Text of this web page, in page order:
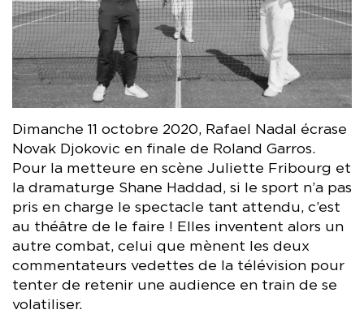
Dimanche 11 octobre 2020, Rafael Nadal écrase
Novak Djokovic en finale de Roland Garros.
Pour la metteure en scène Juliette Fribourg et
la dramaturge Shane Haddad, si le sport n’a pas
pris en charge le spectacle tant attendu, c’est
au théâtre de le faire ! Elles inventent alors un
autre combat, celui que mènent les deux
commentateurs vedettes de la télévision pour
tenter de retenir une audience en train de se
volatiliser.